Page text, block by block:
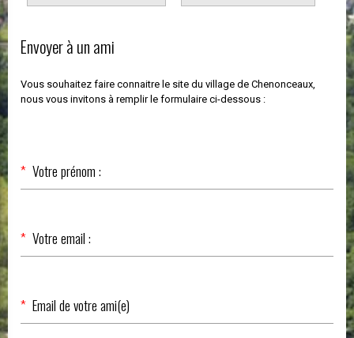
Envoyer à un ami
Vous souhaitez faire connaitre le site du village de Chenonceaux,
nous vous invitons à remplir le formulaire ci-dessous :
Champ
obligatoire
Votre prénom :
*
Champ
obligatoire
Votre email :
*
Champ
obligatoire
Email de votre ami(e)
*